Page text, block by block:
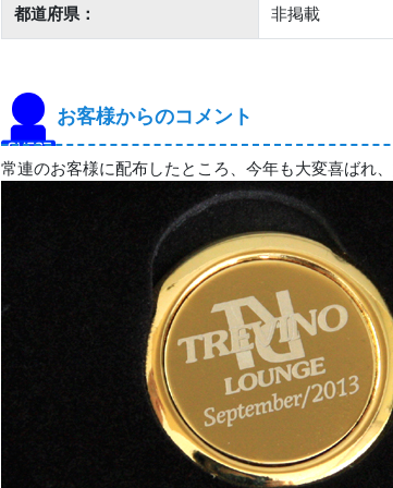
都道府県： 非掲載
お客様からのコメント
常連のお客様に配布したところ、今年も大変喜ばれ